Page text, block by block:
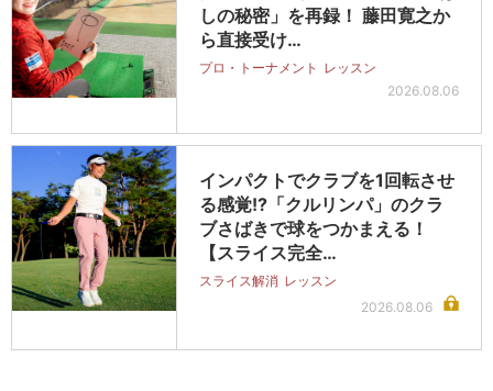
しの秘密」を再録！ 藤田寛之か
ら直接受け…
プロ・トーナメント レッスン
2026.08.06
インパクトでクラブを1回転させ
る感覚!?「クルリンパ」のクラ
ブさばきで球をつかまえる！
【スライス完全…
スライス解消 レッスン
2026.08.06